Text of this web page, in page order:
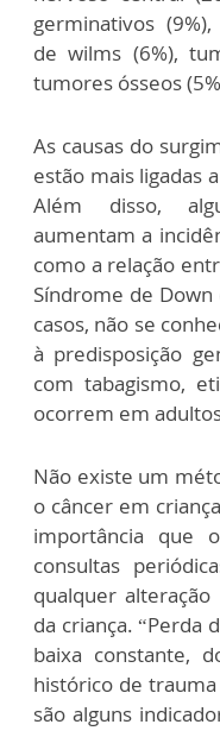
germinativos
de wilms (6%),
tumores ósseos
As causas do
estão mais ligadas
Além disso,
aumentam a
como a relação
Síndrome de
casos, não se
à predisposição
com tabagismo,
ocorrem em
Não existe um
o câncer em
importância que
consultas
qualquer
da criança. “Perda
baixa constante,
histórico de
são alguns